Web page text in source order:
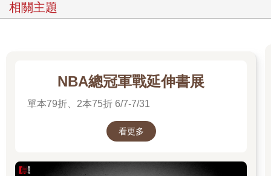
相關主題
NBA總冠軍戰延伸書展
單本79折、2本75折 6/7-7/31
看更多